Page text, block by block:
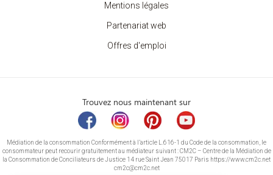
Mentions légales
Partenariat web
Offres d'emploi
Trouvez nous maintenant sur
Médiation de la consommation Conformément à l’article L.616-1 du Code de la consommation, le
consommateur peut recourir gratuitement au médiateur suivant : CM2C – Centre de la Médiation de
la Consommation de Conciliateurs de Justice 14 rue Saint Jean 75017 Paris https://www.cm2c.net
cm2c@cm2c.net